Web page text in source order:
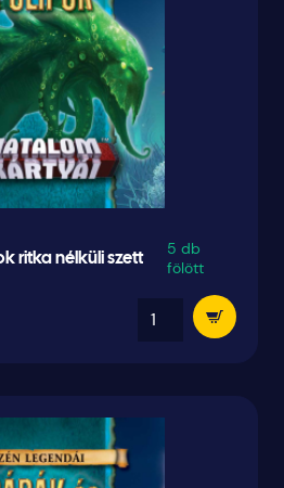
ritka nélküli szett
5 db
fölött